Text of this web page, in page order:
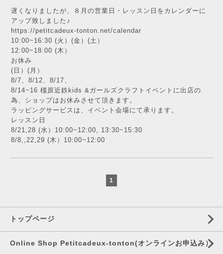
遅くなりましたが、８月の営業日・レッスン日をカレンダーに
アップ致しました♪
https://petitcadeux-tonton.net/calendar
10:00~16:30 (火）(金）(土）
12:00~18:00 (木）
お休み
(日）(月）
8/7、8/12、8/17、
8/14~16 橿原近鉄kids &ガールズクラフトイベントに出店の
為、ショップはお休みさせて頂きます。
ラッピングサービスは、イベント会場にて承ります。
レッスン日
8/21,28 (水）10:00~12:00, 13:30~15:30
8/8,,22,29 (木）10:00~12:00
1
トップページ
Online Shop Petitcadeux-tonton(オンラインお申込み）